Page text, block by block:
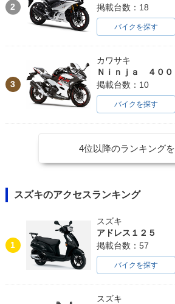
2
掲載台数：18
バイクを探す
3
カワサキ
Ｎｉｎｊａ ４００
掲載台数：10
バイクを探す
4位以降のランキング
スズキのアクセスランキング
1
スズキ
アドレス１２５
掲載台数：57
バイクを探す
スズキ